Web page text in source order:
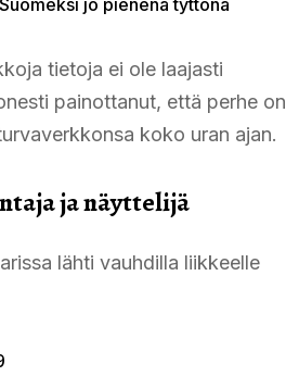
tietoja ei ole laajasti
painottanut, että perhe on
koko uran ajan.
ja näyttelijä
lähti vauhdilla liikkeelle